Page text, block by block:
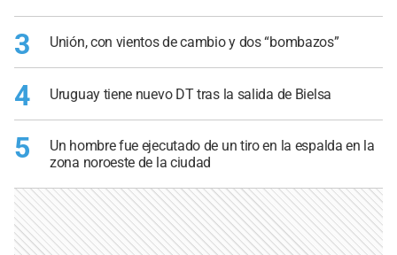
3 Unión, con vientos de cambio y dos “bombazos”
4 Uruguay tiene nuevo DT tras la salida de Bielsa
5
Un hombre fue ejecutado de un tiro en la espalda en la
zona noroeste de la ciudad